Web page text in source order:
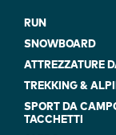
RUN
SNOWBOARD
ATTREZZATURE
TREKKING &
SPORT DA
TACCHETTI